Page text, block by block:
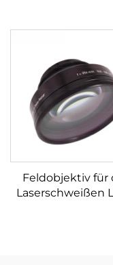
Feldobjektiv für
Laserschweißen